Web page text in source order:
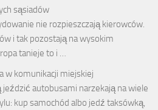
sąsiadów
nie rozpieszczają kierowców.
i tak pozostają na wysokim
tanieje to i …
w komunikacji miejskiej
autobusami narzekają na wiele
kup samochód albo jedź taksówką,